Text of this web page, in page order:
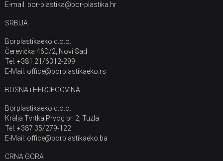
E-mail: bor-plastika@bor-plastika.hr
SRBIJA
Borplastikaeko d.o.o.
Čerevićka 46D/2, Novi Sad
Tel: +381 21/6312-299
E-Mail: office@borplastikaeko.rs
BOSNA i HERCEGOVINA
Borplastikaeko d.o.o.
Kralja Tvrtka Prvog br. 2, Tuzla
Tel: +387 35/279-122
E-Mail: office@borplastikaeko.ba
CRNA GORA